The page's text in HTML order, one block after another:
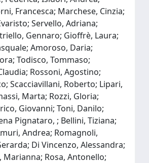
Francesca; Marchese, Cinzia;
Servello, Adriana;
Gennaro; Gioffrè, Laura;
Amoroso, Daria;
Todisco, Tommaso;
Rossoni, Agostino;
Scacciavillani, Roberto; Lipari,
Marta; Rozzi, Gloria;
Giovanni; Toni, Danilo;
Pignataro, ; Bellini, Tiziana;
Andrea; Romagnoli,
Di Vincenzo, Alessandra;
Marianna; Rosa, Antonello;